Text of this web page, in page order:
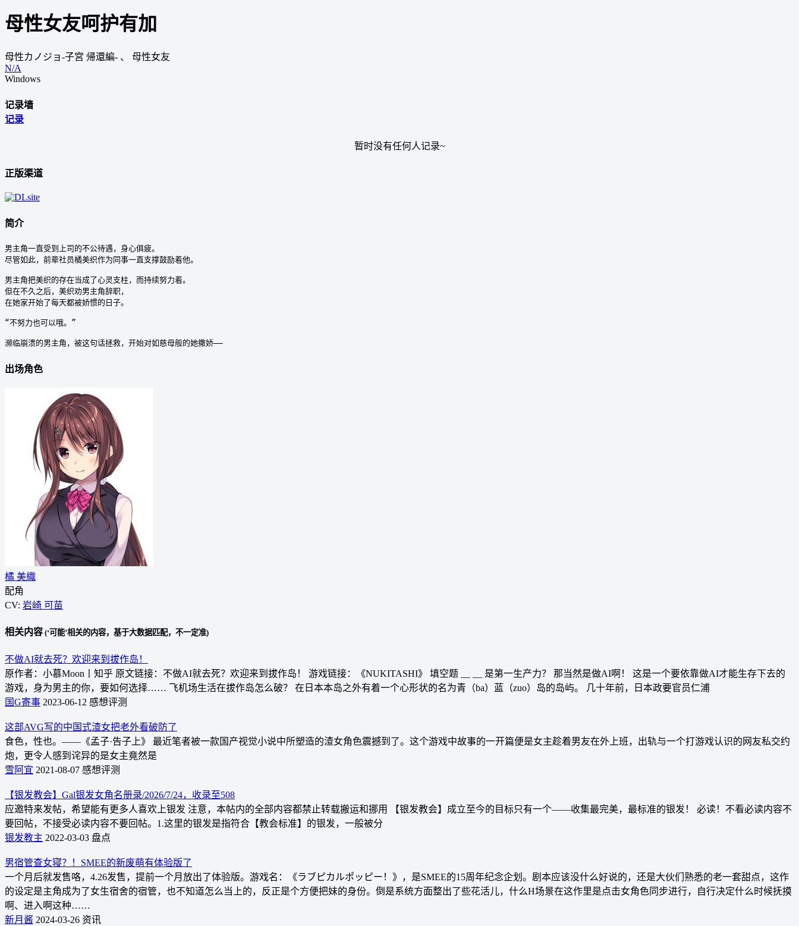
母性女友呵护有加
母性カノジョ-子宮 帰還編- 、 母性女友
N/A
Windows
记录墙
记录
暂时没有任何人记录~
正版渠道
简介
男主角一直受到上司的不公待遇，身心俱疲。
尽管如此，前辈社员橘美织作为同事一直支撑鼓励着他。
男主角把美织的存在当成了心灵支柱，而持续努力着。
但在不久之后，美织劝男主角辞职，
在她家开始了每天都被娇惯的日子。
“不努力也可以哦。”
濒临崩溃的男主角，被这句话拯救，开始对如慈母般的她撒娇——
出场角色
橘 美織
配角
CV: 岩崎 可苗
相关内容 (‘可能’相关的内容，基于大数据匹配，不一定准)
不做AI就去死？欢迎来到拔作岛！
原作者：小慕Moon丨知乎 原文链接：不做AI就去死？欢迎来到拔作岛！ 游戏链接：《NUKITASHI》 填空题 __ __ 是第一生产力？ 那当然是做AI啊！ 这是一个要依靠做AI才能生存下去的
游戏，身为男主的你，要如何选择…… 飞机场生活在拔作岛怎么破？ 在日本本岛之外有着一个心形状的名为青（ba）蓝（zuo）岛的岛屿。 几十年前，日本政要官员仁浦
国G寄事 2023-06-12 感想评测
这部AVG写的中国式渣女把老外看破防了
食色，性也。——《孟子·告子上》 最近笔者被一款国产视觉小说中所塑造的渣女角色震撼到了。这个游戏中故事的一开篇便是女主趁着男友在外上班，出轨与一个打游戏认识的网友私交约
炮，更令人感到诧异的是女主竟然是
雪阿宜 2021-08-07 感想评测
【银发教会】Gal银发女角名册录/2026/7/24，收录至508
应邀特来发帖，希望能有更多人喜欢上银发 注意，本帖内的全部内容都禁止转载搬运和挪用 【银发教会】成立至今的目标只有一个——收集最完美，最标准的银发！ 必读！不看必读内容不
要回帖，不接受必读内容不要回帖。1.这里的银发是指符合【教会标准】的银发，一般被分
银发教主 2022-03-03 盘点
男宿管查女寝？！SMEE的新废萌有体验版了
一个月后就发售咯，4.26发售，提前一个月放出了体验版。游戏名：《ラブピカルポッピー！》，是SMEE的15周年纪念企划。剧本应该没什么好说的，还是大伙们熟悉的老一套甜点，这作
的设定是主角成为了女生宿舍的宿管，也不知道怎么当上的，反正是个方便把妹的身份。倒是系统方面整出了些花活儿，什么H场景在这作里是点击女角色同步进行，自行决定什么时候抚摸
啊、进入啊这种……
新月酱 2024-03-26 资讯